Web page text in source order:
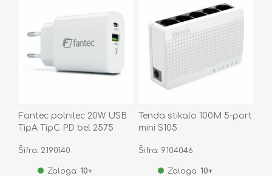
Fantec polnilec 20W USB
TipA TipC PD bel 2575
Šifra: 2190140
Zaloga: 10+
Tenda stikalo 100M 5-port
mini S105
Šifra: 9104046
Zaloga: 10+